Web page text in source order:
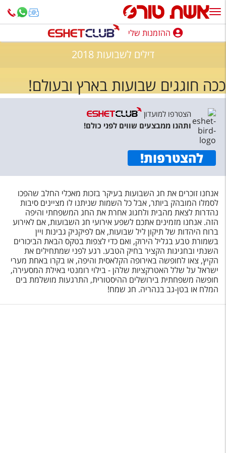
ההזמנות שלי
חופשה לפי סגנון
מלונות באילת
טיולים מאורגנים
סגנונות טיול
הרגע האחרון
חבילות בריאות וספא
טיסות לחו"ל
מלונות בחו"ל
Русский
קרוז
ההזמנות שלי
דילים לשבועות 2018
ככה חוגגים שבועות בארץ ובעולם!
הצטרפו למועדון
ותהנו ממבצעים שווים לפני כולם!
להצטרפות!
אנחנו זוכרים את חג השבועות בעיקר בזכות מאכלי החלב שהפכו
לסמלו המובהק ביותר, אבל כל השמות שניתנו לו מציינים סיבות
נהדרות לצאת מהבית ולחגוג אחרת את החג המשפחתי והיפה
הזה. אנחנו מזמינים אתכם לשפע אירועי חג השבועות, אם לאירוע
ברוח היהדות של תיקון ליל שבועות, אם לפיקניק גבינות ויין
בשמורת טבע בגליל הירוק, ואם כדי לצפות בטקס הבאת הביכורים
השנתי ובחגיגות הקציר בחיק הטבע. רגע לפני שמתחילים את
הקיץ, צאו לחופשה באירופה הקלאסית והיפה, או בקרו באחת מערי
ישראל על שלל האטרקציות שלהן - בילוי רומנטי באילת המסעירה,
חופשה משפחתית בירושלים ההיסטורית, התרגעות מושלמת בים
המלח או בטן-גב בנהריה. חג שמח!